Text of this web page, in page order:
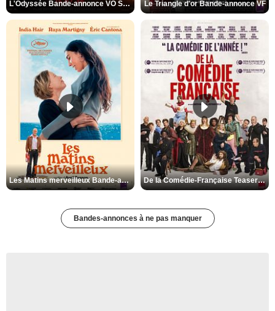
L'Odyssée Bande-annonce VO STFR Le Triangle d'or Bande-annonce VF
Les Matins merveilleux Bande-annonce VF De la Comédie-Française Teaser VF
Bandes-annonces à ne pas manquer